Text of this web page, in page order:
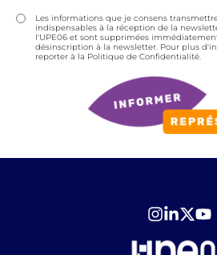
Les informations que je consens
indispensables à la réception de la
l'UPE06 et sont supprimées
désinscription à la newsletter. Pour plus
reporter à la Politique de Confidentialité.